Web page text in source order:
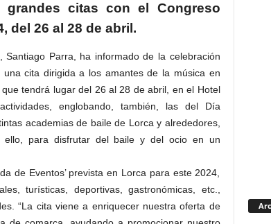
grandes citas con el Congreso
del 26 al 28 de abril.
Parra, ha informado de la celebración
una cita dirigida a los amantes de la música en
tendrá lugar del 26 al 28 de abril, en el Hotel
englobando, también, las del Día
academias de baile de Lorca y alrededores,
ello, para disfrutar del baile y del ocio en un
de Eventos’ prevista en Lorca para este 2024,
turísticas, deportivas, gastronómicas, etc.,
“La cita viene a enriquecer nuestra oferta de